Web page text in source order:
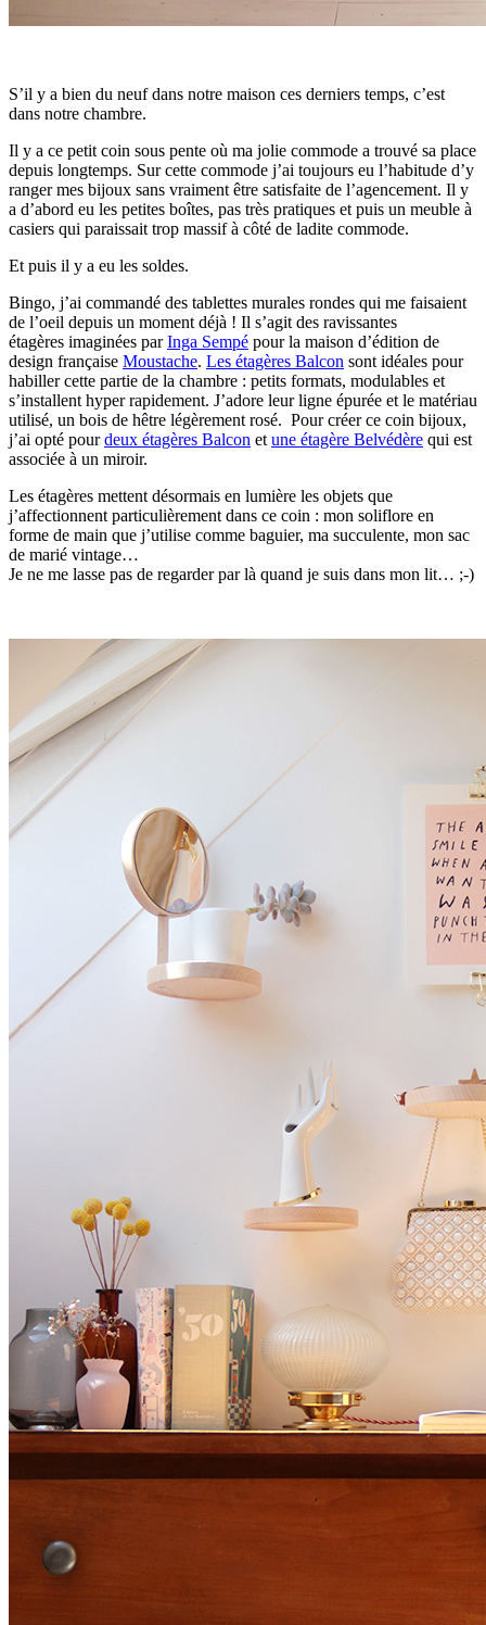
S’il y a bien du neuf dans notre maison ces derniers temps, c’est
dans notre chambre.
Il y a ce petit coin sous pente où ma jolie commode a trouvé sa place
depuis longtemps. Sur cette commode j’ai toujours eu l’habitude d’y
ranger mes bijoux sans vraiment être satisfaite de l’agencement. Il y
a d’abord eu les petites boîtes, pas très pratiques et puis un meuble à
casiers qui paraissait trop massif à côté de ladite commode.
Et puis il y a eu les soldes.
Bingo, j’ai commandé des tablettes murales rondes qui me faisaient
de l’oeil depuis un moment déjà ! Il s’agit des ravissantes
étagères imaginées parInga Sempé pour la maison d’édition de
design française Moustache. Les étagères Balcon sont idéales pour
habiller cette partie de la chambre : petits formats, modulables et
s’installent hyper rapidement. J’adore leur ligne épurée et le matériau
utilisé, un bois de hêtre légèrement rosé. Pour créer ce coin bijoux,
j’ai opté pourdeux étagères Balcon etune étagère Belvédère qui est
associée à un miroir.
Les étagères mettent désormais en lumière les objets que
j’affectionnent particulièrement dans ce coin : mon soliflore en
forme de main que j’utilise comme baguier, ma succulente, mon sac
de marié vintage…
Je ne me lasse pas de regarder par là quand je suis dans mon lit… ;-)